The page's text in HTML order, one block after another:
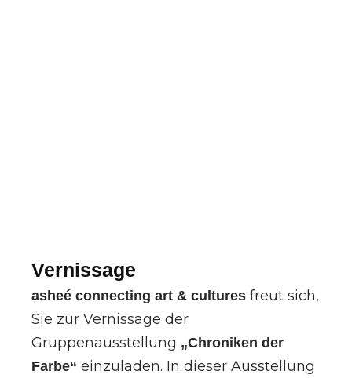
Vernissage
asheé connecting art & cultures freut sich,
Sie zur Vernissage der
Gruppenausstellung „Chroniken der
Farbe“ einzuladen. In dieser Ausstellung